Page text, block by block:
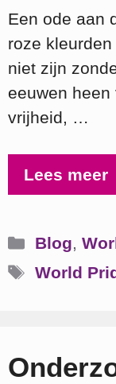
Een ode aan
roze
niet zijn
eeuwen
vrijheid, …
Lees meer
Blog,
Tags
World